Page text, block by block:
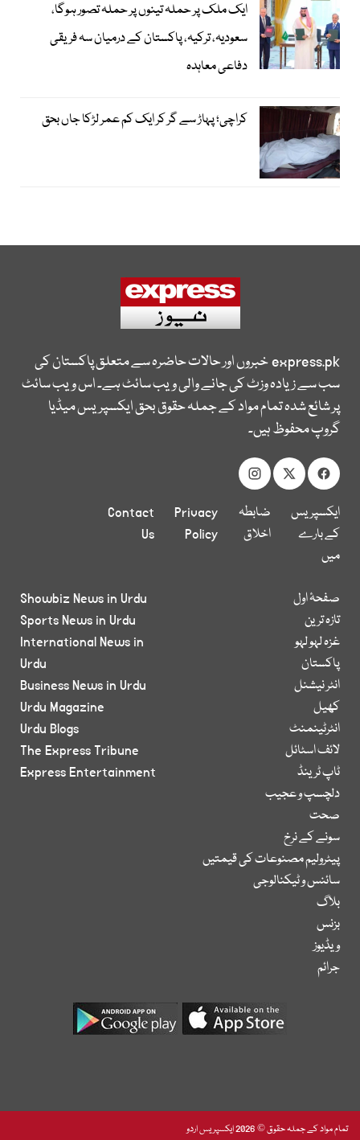
ایک ملک پر حملہ تینوں پر حملہ تصور ہوگا،
سعودیہ، ترکیہ، پاکستان کے درمیان سہ فریقی
دفاعی معاہدہ
کراچی؛ پہاڑ سے گر کر ایک کم عمر لڑکا جاں بحق
express.pkخبروں اور حالات حاضرہ سے متعلق پاکستان کی
سب سے زیادہ وزٹ کی جانے والی ویب سائٹ ہے۔ اس ویب سائٹ
پر شائع شدہ تمام مواد کے جملہ حقوق بحق ایکسپریس میڈیا
گروپ محفوظ ہیں۔
ایکسپریس
کے بارے
میں
ضابطہ
اخلاق
Privacy
Policy
Contact
Us
صفحۂ اول
تازہ ترین
غزہ لہو لہو
پاکستان
انٹر نیشنل
کھیل
انٹرٹینمنٹ
لائف اسٹائل
ٹاپ ٹرینڈ
دلچسپ و عجیب
صحت
سونے کے نرخ
پیٹرولیم مصنوعات کی قیمتیں
سائنس و ٹیکنالوجی
بلاگ
بزنس
ویڈیوز
جرائم
Showbiz News in Urdu
Sports News in Urdu
International News in
Urdu
Business News in Urdu
Urdu Magazine
Urdu Blogs
The Express Tribune
Express Entertainment
تمام مواد کے جملہ حقوق © 2026 ایکسپریس اردو